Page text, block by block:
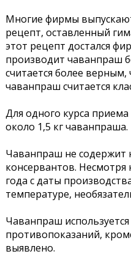
Многие фирмы
рецепт, оставленный
этот рецепт достался
производит чаванпраш
считается более
чаванпраш считается
Для одного курса
около 1,5 кг чаванпраша.
Чаванпраш не содержит
консервантов. Несмотря
года с даты
температуре,
Чаванпраш
противопоказаний,
выявлено.